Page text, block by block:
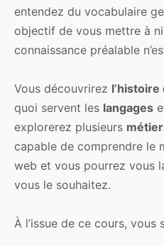
entendez du vocabulaire
objectif de vous mettre à
connaissance préalable
Vous découvrirez l’histoire
quoi servent les langages
explorerez plusieurs
capable de comprendre le
web et vous pourrez vous
vous le souhaitez.
À l’issue de ce cours, vous